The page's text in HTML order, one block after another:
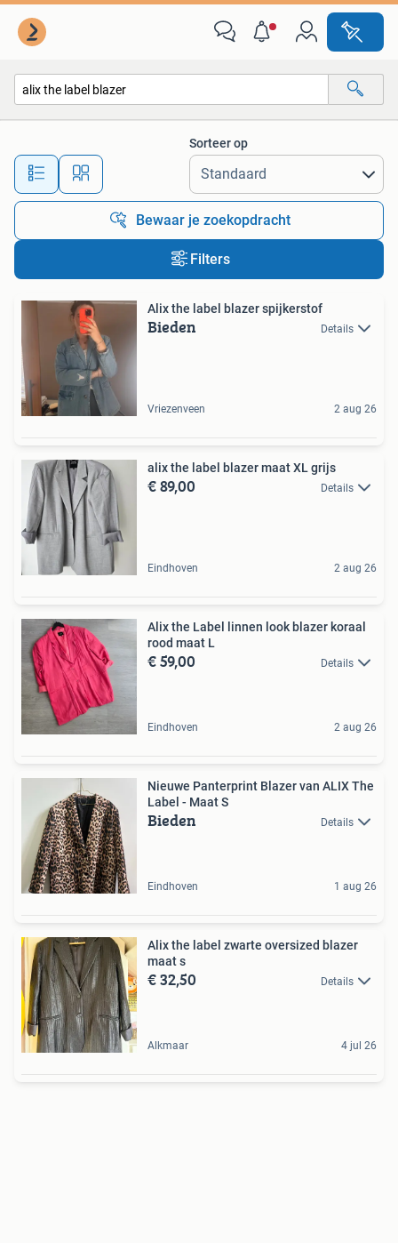
Alle afstanden…
Sorteer op
Bewaar je zoekopdracht
Filters
Alix the label blazer spijkerstof
Bieden Details
Vriezenveen 2 aug 26
alix the label blazer maat XL grijs
€ 89,00 Details
Eindhoven 2 aug 26
Alix the Label linnen look blazer koraal
rood maat L
€ 59,00 Details
Eindhoven 2 aug 26
Nieuwe Panterprint Blazer van ALIX The
Label - Maat S
Bieden Details
Eindhoven 1 aug 26
Alix the label zwarte oversized blazer
maat s
€ 32,50 Details
Alkmaar 4 jul 26